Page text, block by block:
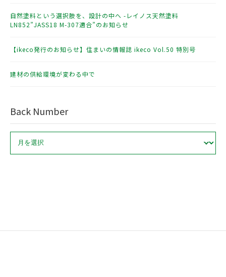
自然塗料という選択肢を、設計の中へ -レイノス天然塗料
LN852”JASS18 M-307適合”のお知らせ
【ikeco発行のお知らせ】住まいの情報誌 ikeco Vol.50 特別号
建材の供給環境が変わる中で
Back Number
ア
イ